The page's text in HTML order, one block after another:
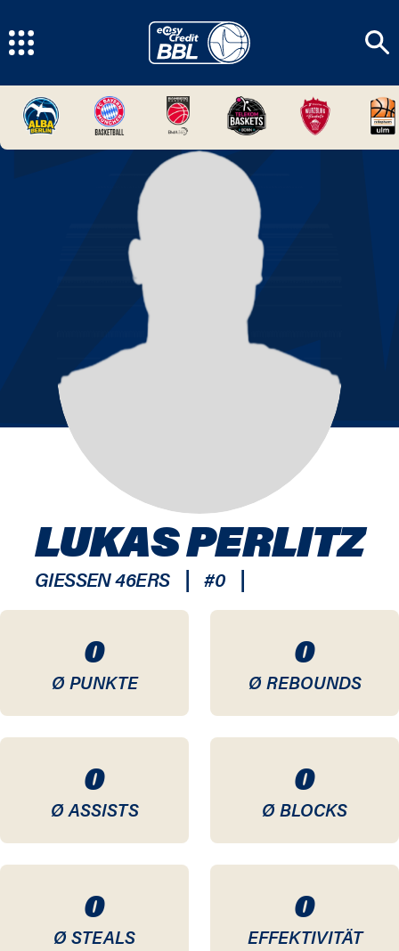
0
Ø PUNKTE
0
Ø REBOUNDS
0
Ø ASSISTS
0
Ø BLOCKS
0
Ø STEALS
0
EFFEKTIVITÄT
LUKAS PERLITZ
GIESSEN 46ERS | #0 |